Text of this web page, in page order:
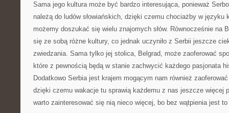
Sama jego kultura może być bardzo interesująca, ponieważ
należą do ludów słowiańskich, dzięki czemu chociażby w języku
możemy doszukać się wielu znajomych słów. Równocześnie na
się ze sobą różne kultury, co jednak uczyniło z Serbii jeszcze
zwiedzania. Sama tylko jej stolica, Belgrad, może zaoferować
które z pewnością będą w stanie zachwycić każdego pasjonata
Dodatkowo Serbia jest krajem mogącym nam również
dzięki czemu wakacje tu sprawią każdemu z nas jeszcze więcej
warto zainteresować się nią nieco więcej, bo bez wątpienia jest